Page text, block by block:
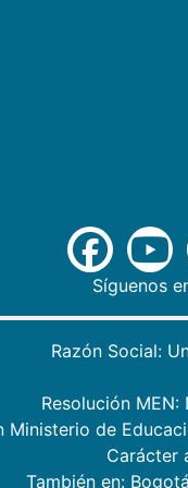
Síguenos
Razón Social:
Resolución MEN:
Ministerio de
Carácter
También en: Bogotá